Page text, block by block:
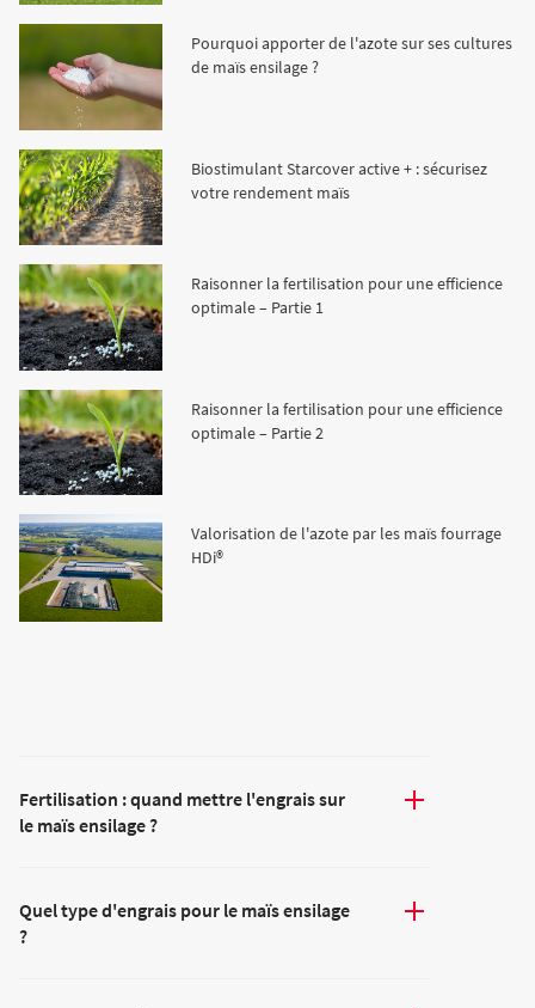
Pourquoi apporter de l'azote sur ses cultures
de maïs ensilage ?
Biostimulant Starcover active + : sécurisez
votre rendement maïs
Raisonner la fertilisation pour une efficience
optimale – Partie 1
Raisonner la fertilisation pour une efficience
optimale – Partie 2
Valorisation de l'azote par les maïs fourrage
HDi®
Fertilisation : quand mettre l'engrais sur
le maïs ensilage ?
Quel type d'engrais pour le maïs ensilage
?
Fourragères
Luzerne
Plantain fourrager
Ray-grass anglais
Trèfle blanc
Protéagineux
Semences Bio
Fourragères Bio
Tournesol
Blé
Orge
Triticale
Protéagineux
Agriculture Bio
Résultats d’essais Orge
Résultats d'essais Triticale
Résultats d'essais Protéagineux
Colza
Blé
Orge
Maïs ensilage